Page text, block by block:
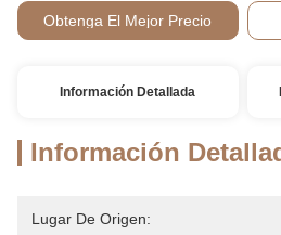
Obtenga El Mejor Precio
Información Detallada
Información
Lugar De Origen: